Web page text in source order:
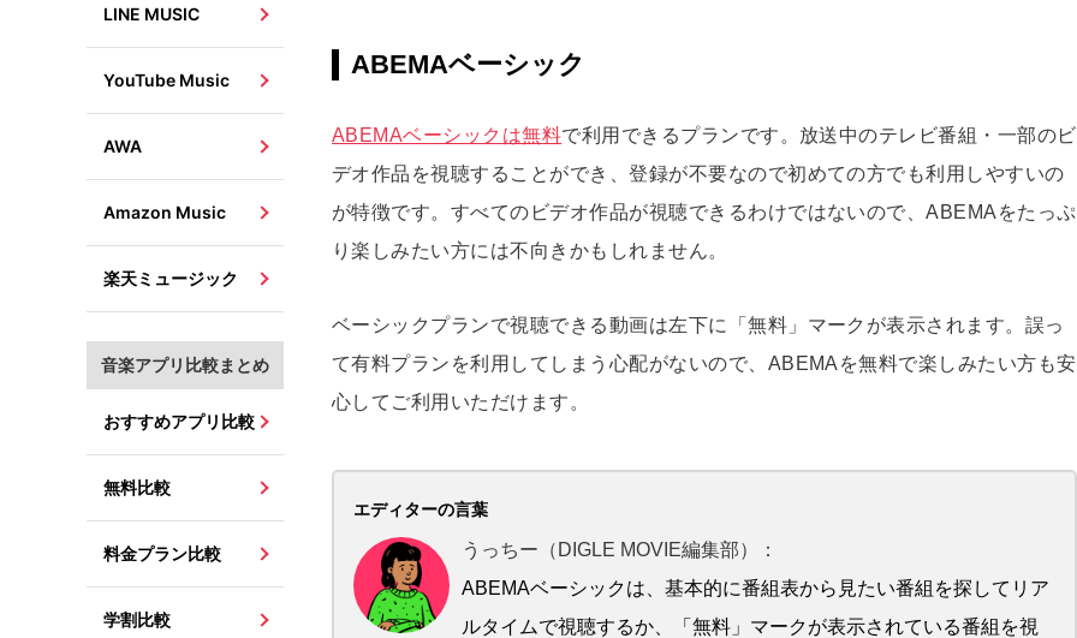
LINE MUSIC
YouTube Music
AWA
Amazon Music
楽天ミュージック
音楽アプリ比較まとめ
おすすめアプリ比較
無料比較
料金プラン比較
学割比較
ABEMAベーシック
ABEMAベーシックは無料で利用できるプランです。放送中のテレビ番組・一部のビ
デオ作品を視聴することができ、登録が不要なので初めての方でも利用しやすいの
が特徴です。すべてのビデオ作品が視聴できるわけではないので、ABEMAをたっぷ
り楽しみたい方には不向きかもしれません。
ベーシックプランで視聴できる動画は左下に「無料」マークが表示されます。誤っ
て有料プランを利用してしまう心配がないので、ABEMAを無料で楽しみたい方も安
心してご利用いただけます。
うっちー（DIGLE MOVIE編集部）：
ABEMAベーシックは、基本的に番組表から見たい番組を探してリア
ルタイムで視聴するか、「無料」マークが表示されている番組を視